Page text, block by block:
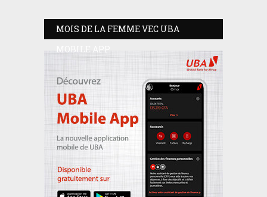
MOIS DE LA FEMME VEC UBA
MOBILE APP